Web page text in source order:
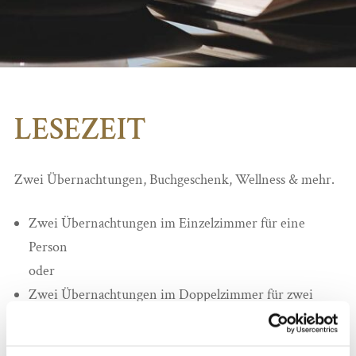
LESEZEIT
Zwei Übernachtungen, Buchgeschenk, Wellness & mehr.
Zwei Übernachtungen im Einzelzimmer für eine
Person
oder
Zwei Übernachtungen im Doppelzimmer für zwei
Reichhaltiges Frühstücksbuffet